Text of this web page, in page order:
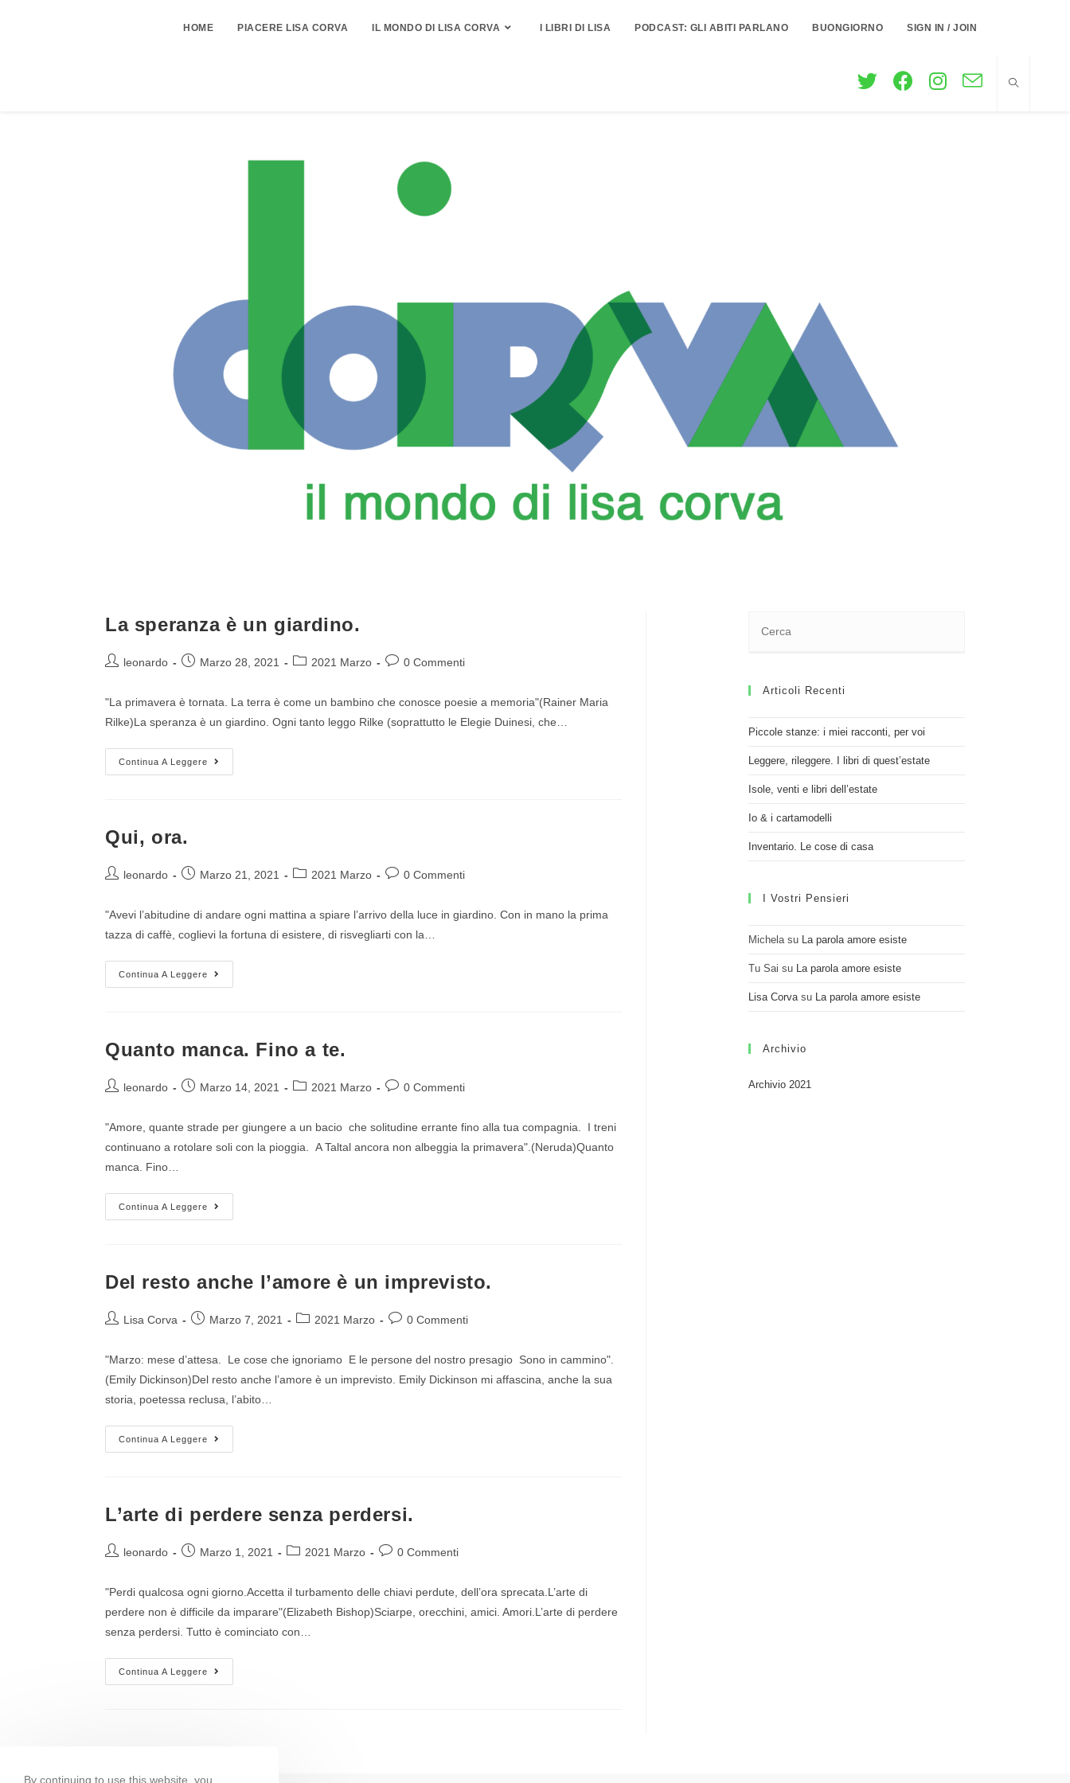
HOME PIACERE LISA CORVA IL MONDO DI LISA CORVA I LIBRI DI LISA PODCAST: GLI ABITI PARLANO BUONGIORNO SIGN IN / JOIN
La speranza è un giardino.
leonardo Marzo 28, 2021 2021 Marzo 0 Commenti
"La primavera è tornata. La terra è come un bambino che conosce poesie a memoria"(Rainer Maria
Rilke)La speranza è un giardino. Ogni tanto leggo Rilke (soprattutto le Elegie Duinesi, che…
Continua A Leggere
Qui, ora.
leonardo Marzo 21, 2021 2021 Marzo 0 Commenti
"Avevi l’abitudine di andare ogni mattina a spiare l’arrivo della luce in giardino. Con in mano la prima
tazza di caffè, coglievi la fortuna di esistere, di risvegliarti con la…
Continua A Leggere
Quanto manca. Fino a te.
leonardo Marzo 14, 2021 2021 Marzo 0 Commenti
"Amore, quante strade per giungere a un bacio che solitudine errante fino alla tua compagnia. I treni
continuano a rotolare soli con la pioggia. A Taltal ancora non albeggia la primavera".(Neruda)Quanto
manca. Fino…
Continua A Leggere
Del resto anche l’amore è un imprevisto.
Lisa Corva Marzo 7, 2021 2021 Marzo 0 Commenti
"Marzo: mese d’attesa. Le cose che ignoriamo E le persone del nostro presagio Sono in cammino".
(Emily Dickinson)Del resto anche l’amore è un imprevisto. Emily Dickinson mi affascina, anche la sua
storia, poetessa reclusa, l’abito…
Continua A Leggere
L’arte di perdere senza perdersi.
leonardo Marzo 1, 2021 2021 Marzo 0 Commenti
"Perdi qualcosa ogni giorno.Accetta il turbamento delle chiavi perdute, dell’ora sprecata.L’arte di
perdere non è difficile da imparare"(Elizabeth Bishop)Sciarpe, orecchini, amici. Amori.L’arte di perdere
senza perdersi. Tutto è cominciato con…
Continua A Leggere
Articoli Recenti
Piccole stanze: i miei racconti, per voi
Leggere, rileggere. I libri di quest’estate
Isole, venti e libri dell’estate
Io & i cartamodelli
Inventario. Le cose di casa
I Vostri Pensieri
Michelasu La parola amore esiste
Tu Sai su La parola amore esiste
Lisa Corvasu La parola amore esiste
Archivio
Archivio 2021
By continuing to use this website, you